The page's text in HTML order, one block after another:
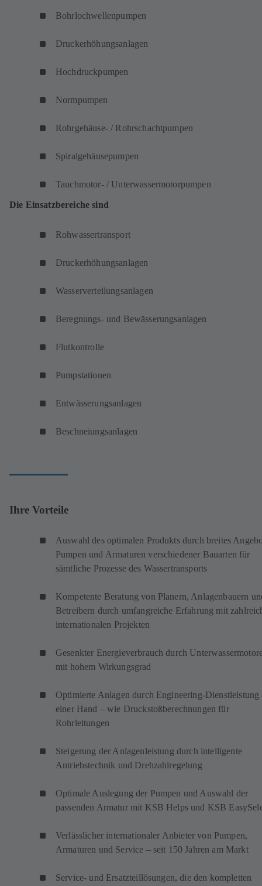
Bohrlochwellenpumpen
Druckerhöhungsanlagen
Hochdruckpumpen
Normpumpen
Rohrgehäuse- / Rohrschachtpumpen
Spiralgehäusepumpen
Tauchmotor- / Unterwassermotorpumpen
Die Einsatzbereiche sind
Rohwassertransport
Druckerhöhungsanlagen
Wasserverteilungsanlagen
Beregnungs- und Bewässerungsanlagen
Flutkontrolle
Pumpstationen
Entwässerungsanlagen
Beschneiungsanlagen
Ihre Vorteile
Auswahl des optimalen Produkts durch breites
Pumpen und Armaturen verschiedener Bauarten für
sämtliche Prozesse des Wassertransports
Kompetente Beratung von Planern, Anlagenbauern
Betreibern durch umfangreiche Erfahrung mit
internationalen Projekten
Gesenkter Energieverbrauch durch
mit hohem Wirkungsgrad
Optimierte Anlagen durch Engineering-Dienstleistung
einer Hand – wie Druckstoßberechnungen für
Rohrleitungen
Steigerung der Anlagenleistung durch intelligente
Antriebstechnik und Drehzahlregelung
Optimale Auslegung der Pumpen und Auswahl der
passenden Armatur mit KSB Helps und KSB
Verlässlicher internationaler Anbieter von Pumpen,
Armaturen und Service – seit 150 Jahren am Markt
Service- und Ersatzteillösungen, die den kompletten